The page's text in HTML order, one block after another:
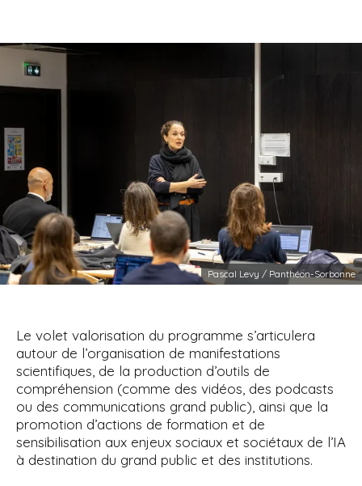
Pascal Levy / Panthéon-Sorbonne
Le volet valorisation du programme s’articulera
autour de l’organisation de manifestations
scientifiques, de la production d’outils de
compréhension (comme des vidéos, des podcasts
ou des communications grand public), ainsi que la
promotion d’actions de formation et de
sensibilisation aux enjeux sociaux et sociétaux de l’IA
à destination du grand public et des institutions.